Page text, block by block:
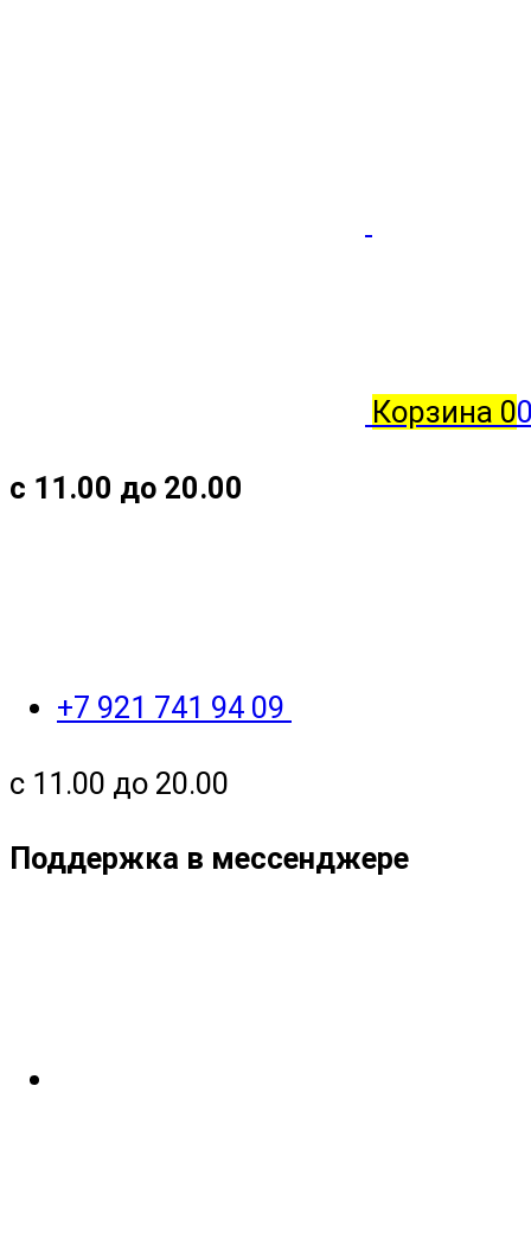
Корзина 0
с 11.00 до 20.00
+7 921 741 94 09
с 11.00 до 20.00
Поддержка в мессенджере